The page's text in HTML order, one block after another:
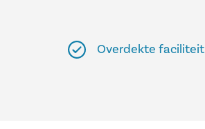
Overdekte faciliteit